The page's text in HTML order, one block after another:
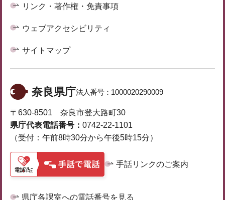
リンク・著作権・免責事項
ウェブアクセシビリティ
サイトマップ
奈良県庁法人番号： 1000020290009
〒630-8501 奈良市登大路町30
県庁代表電話番号： 0742-22-1101
（受付：午前8時30分から午後5時15分）
手話リンクのご案内
県庁各課室への電話番号を見る